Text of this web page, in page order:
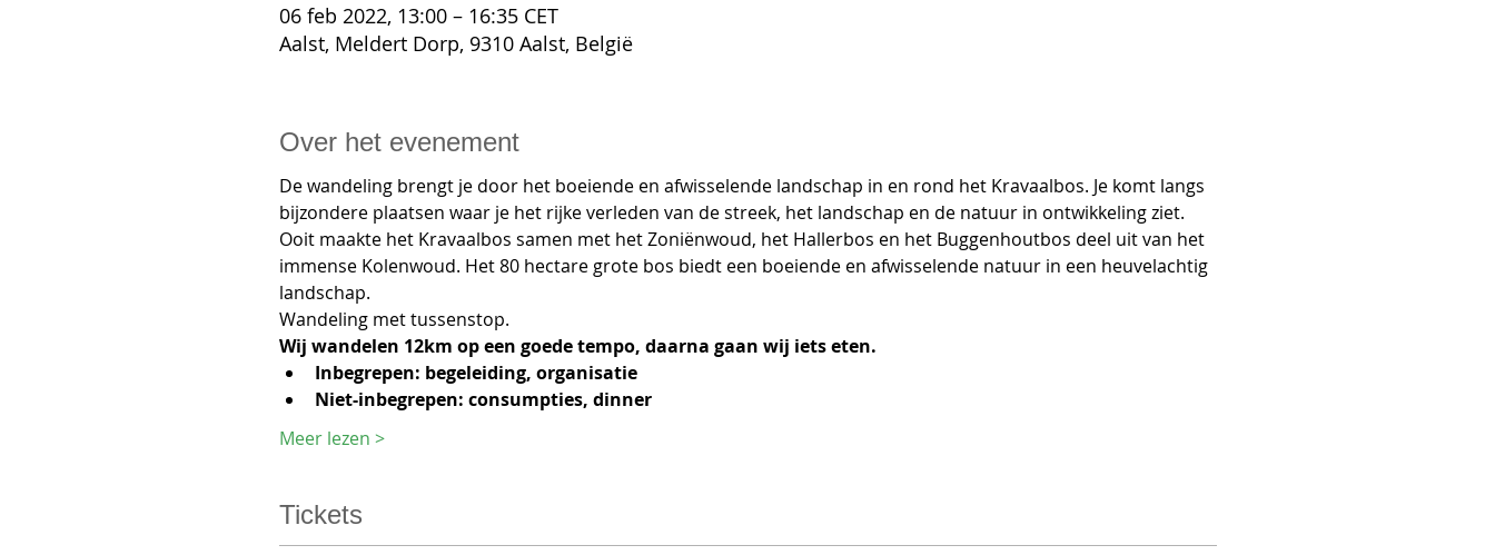
06 feb 2022, 13:00 – 16:35 CET
Aalst, Meldert Dorp, 9310 Aalst, België
Over het evenement
De wandeling brengt je door het boeiende en afwisselende landschap in en rond het Kravaalbos. Je komt langs
bijzondere plaatsen waar je het rijke verleden van de streek, het landschap en de natuur in ontwikkeling ziet.
Ooit maakte het Kravaalbos samen met het Zoniënwoud, het Hallerbos en het Buggenhoutbos deel uit van het
immense Kolenwoud. Het 80 hectare grote bos biedt een boeiende en afwisselende natuur in een heuvelachtig
landschap.
Wandeling met tussenstop.
Wij wandelen 12km op een goede tempo, daarna gaan wij iets eten.
Inbegrepen: begeleiding, organisatie
Niet-inbegrepen: consumpties, dinner
Meer lezen >
Tickets